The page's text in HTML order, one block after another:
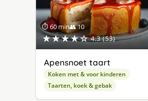
⏱ 60 min👥 10
★★★★☆ 4.3 (53)
Apensnoet taart
Koken met & voor kinderen
Taarten, koek & gebak